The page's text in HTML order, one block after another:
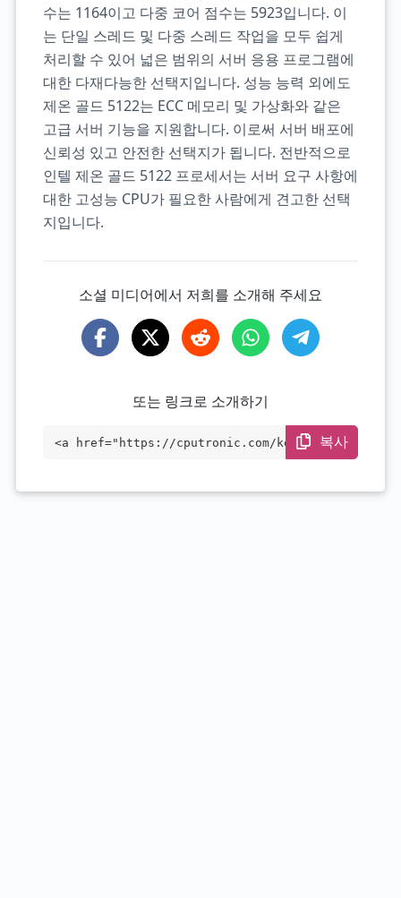
수는 1164이고 다중 코어 점수는 5923입니다. 이
는 단일 스레드 및 다중 스레드 작업을 모두 쉽게
처리할 수 있어 넓은 범위의 서버 응용 프로그램에
대한 다재다능한 선택지입니다. 성능 능력 외에도
제온 골드 5122는 ECC 메모리 및 가상화와 같은
고급 서버 기능을 지원합니다. 이로써 서버 배포에
신뢰성 있고 안전한 선택지가 됩니다. 전반적으로
인텔 제온 골드 5122 프로세서는 서버 요구 사항에
대한 고성능 CPU가 필요한 사람에게 견고한 선택
지입니다.
소셜 미디어에서 저희를 소개해 주세요
또는 링크로 소개하기
<a href="https://cputronic.com/ko/cpu/in
복사